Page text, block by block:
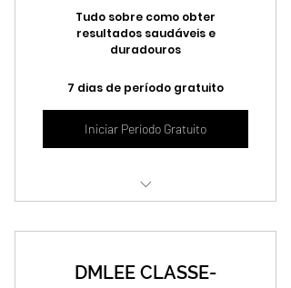
Tudo sobre como obter
resultados saudáveis e
duradouros
7 dias de período gratuito
Iniciar Período Gratuito
grátis todo mês
Tire suas dúvidas no nosso fórum nos
DMLEE CLASSE-